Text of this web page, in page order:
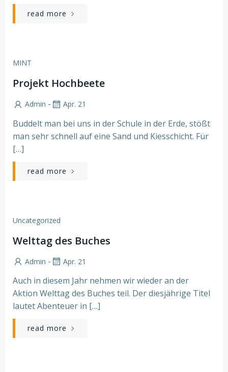
read more
MINT
Projekt Hochbeete
Admin - Apr. 21
Buddelt man bei uns in der Schule in der Erde, stößt
man sehr schnell auf eine Sand und Kiesschicht. Für
[…]
read more
Uncategorized
Welttag des Buches
Admin - Apr. 21
Auch in diesem Jahr nehmen wir wieder an der
Aktion Welttag des Buches teil. Der diesjährige Titel
lautet Abenteuer in […]
read more